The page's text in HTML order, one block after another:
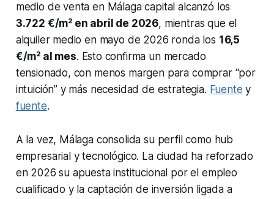
medio de venta en Málaga capital alcanzó los
3.722 €/m² en abril de 2026, mientras que el
alquiler medio en mayo de 2026 ronda los 16,5
€/m² al mes. Esto confirma un mercado
tensionado, con menos margen para comprar “por
intuición” y más necesidad de estrategia. Fuente y
fuente.
A la vez, Málaga consolida su perfil como hub
empresarial y tecnológico. La ciudad ha reforzado
en 2026 su apuesta institucional por el empleo
cualificado y la captación de inversión ligada a